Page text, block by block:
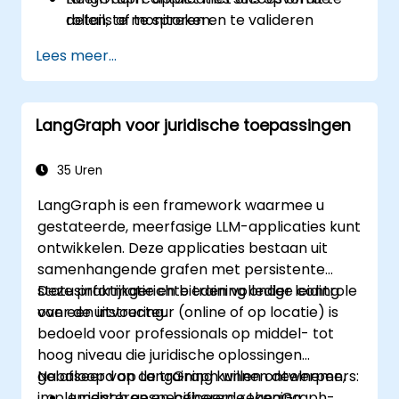
rollen, te monitoren en te valideren
gezondheidszorg.
details af te spreken.
Lees meer...
LangGraph voor juridische toepassingen
35 Uren
LangGraph is een framework waarmee u
gestateerde, meerfasige LLM-applicaties kunt
ontwikkelen. Deze applicaties bestaan uit
samenhangende grafen met persistente
statusinformatie en bieden volledige controle
over de uitvoering.
Deze praktijkgerichte training onder leiding
van een instructeur (online of op locatie) is
bedoeld voor professionals op middel- tot
hoog niveau die juridische oplossingen
gebaseerd op LangGraph willen ontwerpen,
Na afloop van de training kunnen deelnemers: